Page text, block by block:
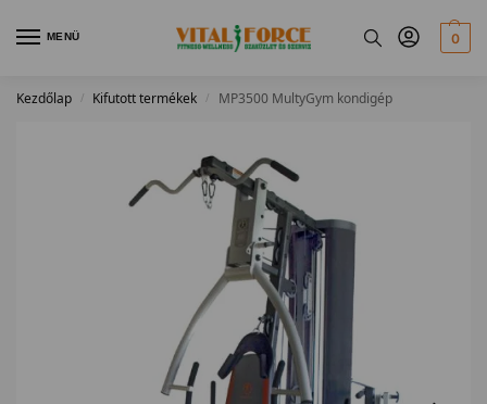
MENÜ 0
Kezdőlap / Kifutott termékek / MP3500 MultyGym kondigép